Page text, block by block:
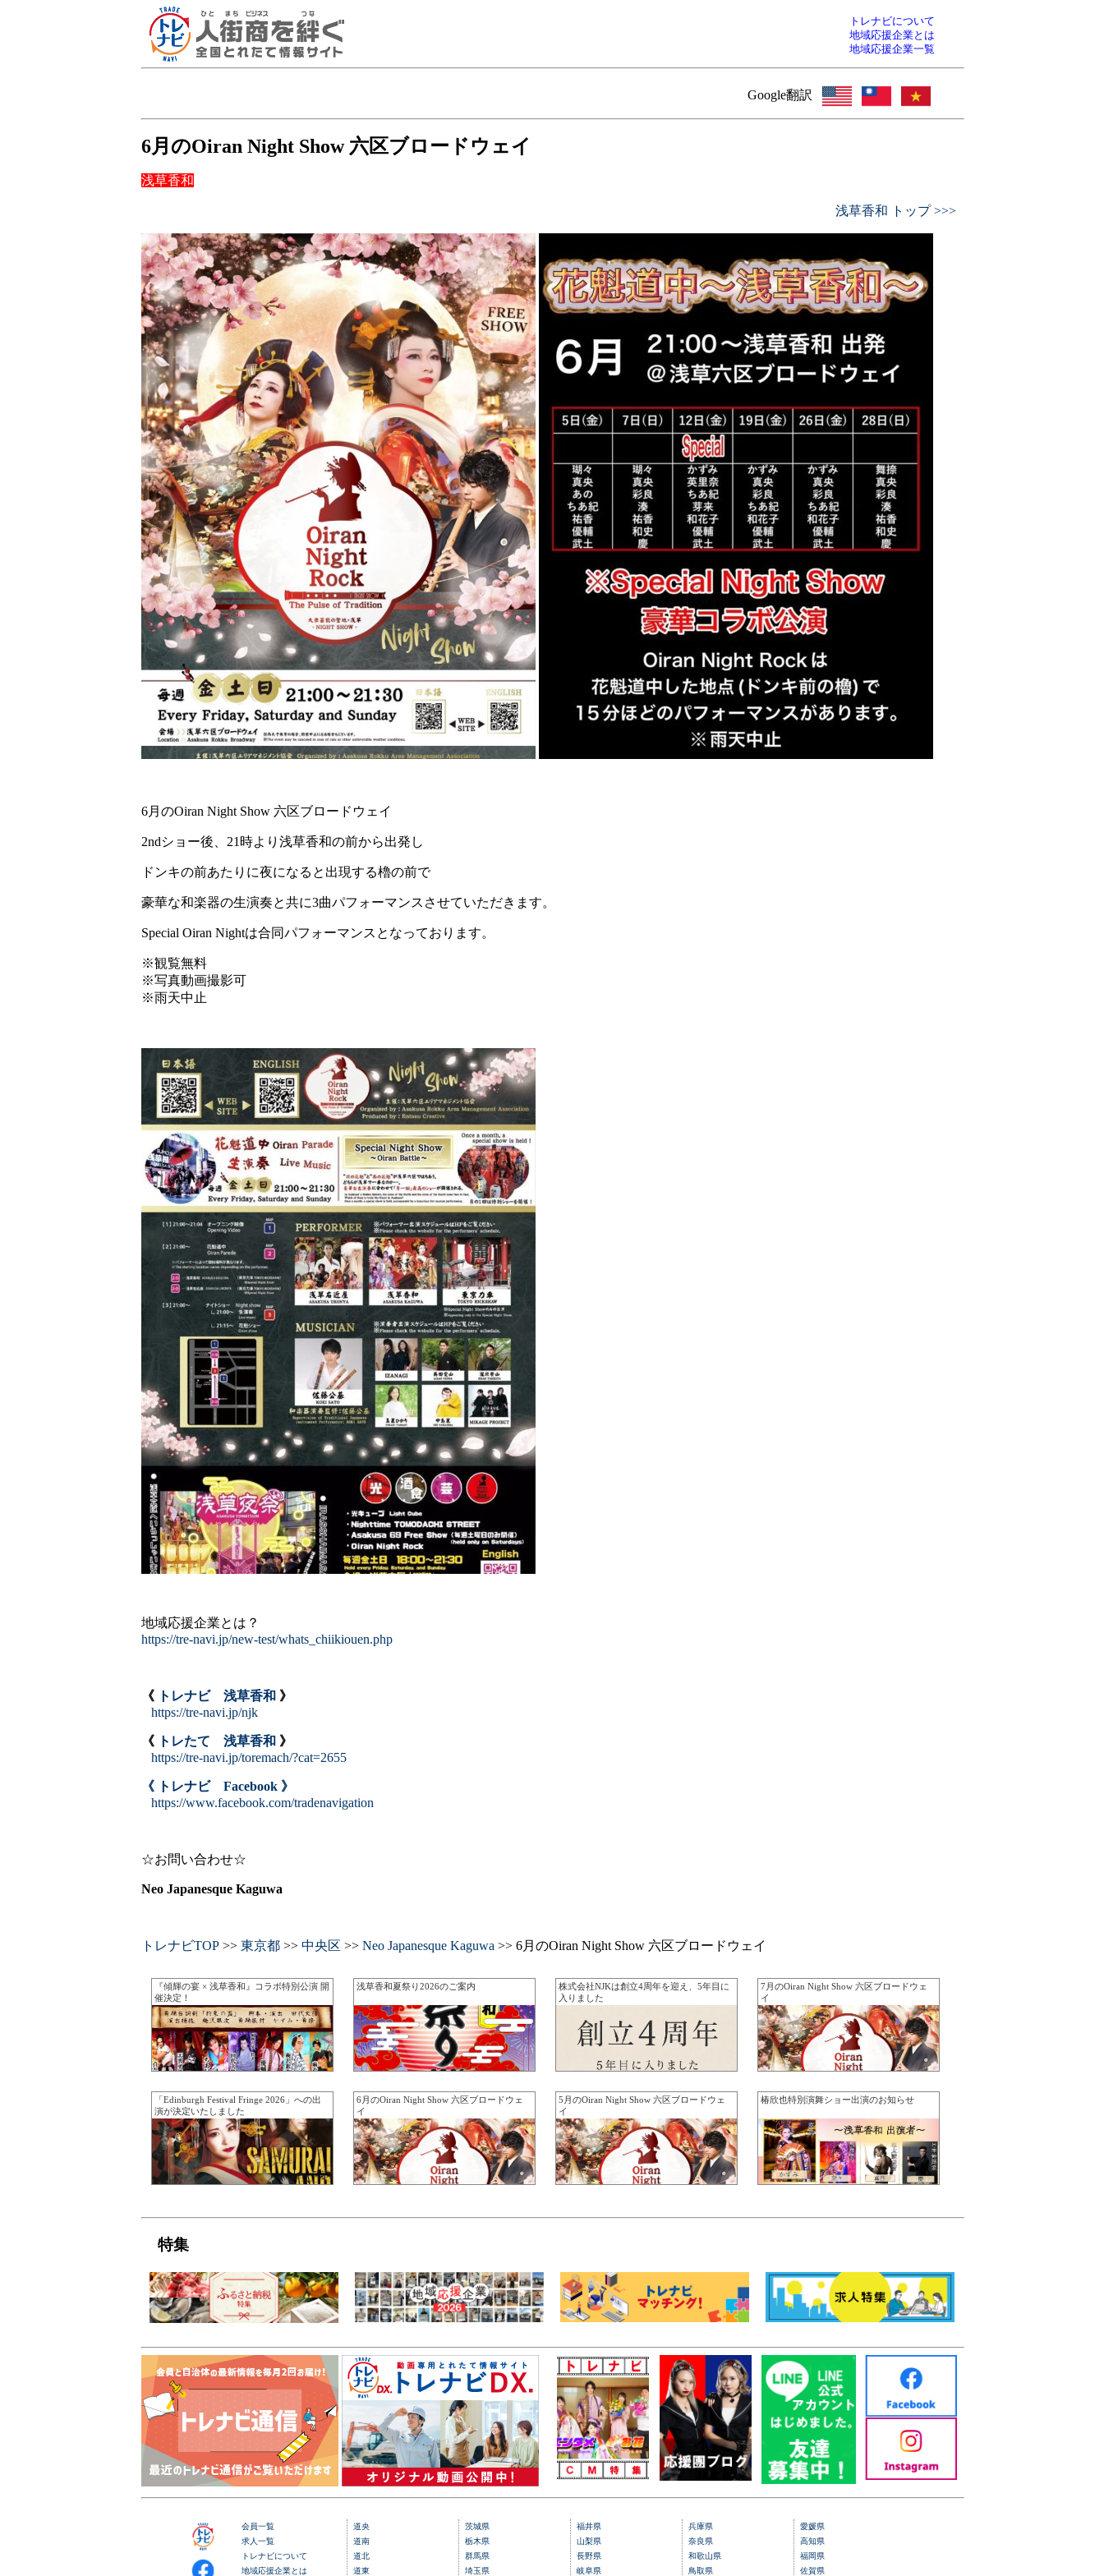
トレナビについて
地域応援企業とは
地域応援企業一覧
Google翻訳
6月のOiran Night Show 六区ブロードウェイ
浅草香和
浅草香和 トップ >>>
6月のOiran Night Show 六区ブロードウェイ
2ndショー後、21時より浅草香和の前から出発し
ドンキの前あたりに夜になると出現する櫓の前で
豪華な和楽器の生演奏と共に3曲パフォーマンスさせていただきます。
Special Oiran Nightは合同パフォーマンスとなっております。
※観覧無料
※写真動画撮影可
※雨天中止
地域応援企業とは？
https://tre-navi.jp/new-test/whats_chiikiouen.php
《 トレナビ 浅草香和 》
https://tre-navi.jp/njk
《 トレたて 浅草香和 》
https://tre-navi.jp/toremach/?cat=2655
《 トレナビ Facebook 》
https://www.facebook.com/tradenavigation
☆お問い合わせ☆
Neo Japanesque Kaguwa
トレナビTOP >> 東京都 >> 中央区 >> Neo Japanesque Kaguwa >> 6月のOiran Night Show 六区ブロードウェイ
『傾輝の宴 × 浅草香和』コラボ特別公演 開
催決定！
浅草香和夏祭り2026のご案内
株式会社NJKは創立4周年を迎え、5年目に
入りました
7月のOiran Night Show 六区ブロードウェ
イ
「Edinburgh Festival Fringe 2026」への出
演が決定いたしました
6月のOiran Night Show 六区ブロードウェ
イ
5月のOiran Night Show 六区ブロードウェ
イ
椿欣也特別演舞ショー出演のお知らせ
特集
会員一覧
求人一覧
トレナビについて
地域応援企業とは
道央
道南
道北
道東
茨城県
栃木県
群馬県
埼玉県
福井県
山梨県
長野県
岐阜県
兵庫県
奈良県
和歌山県
鳥取県
愛媛県
高知県
福岡県
佐賀県